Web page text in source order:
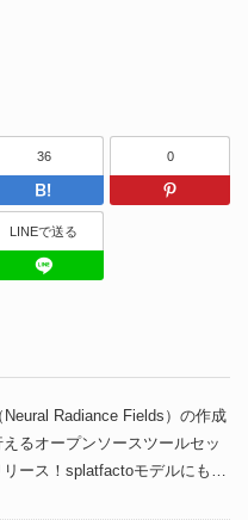
Facebook
36
はてなブッ
0
Tumblr
LINEで送る
Radiance Fields）の作成
るオープンソースツールセッ
ース！splatfactoモデルにも対